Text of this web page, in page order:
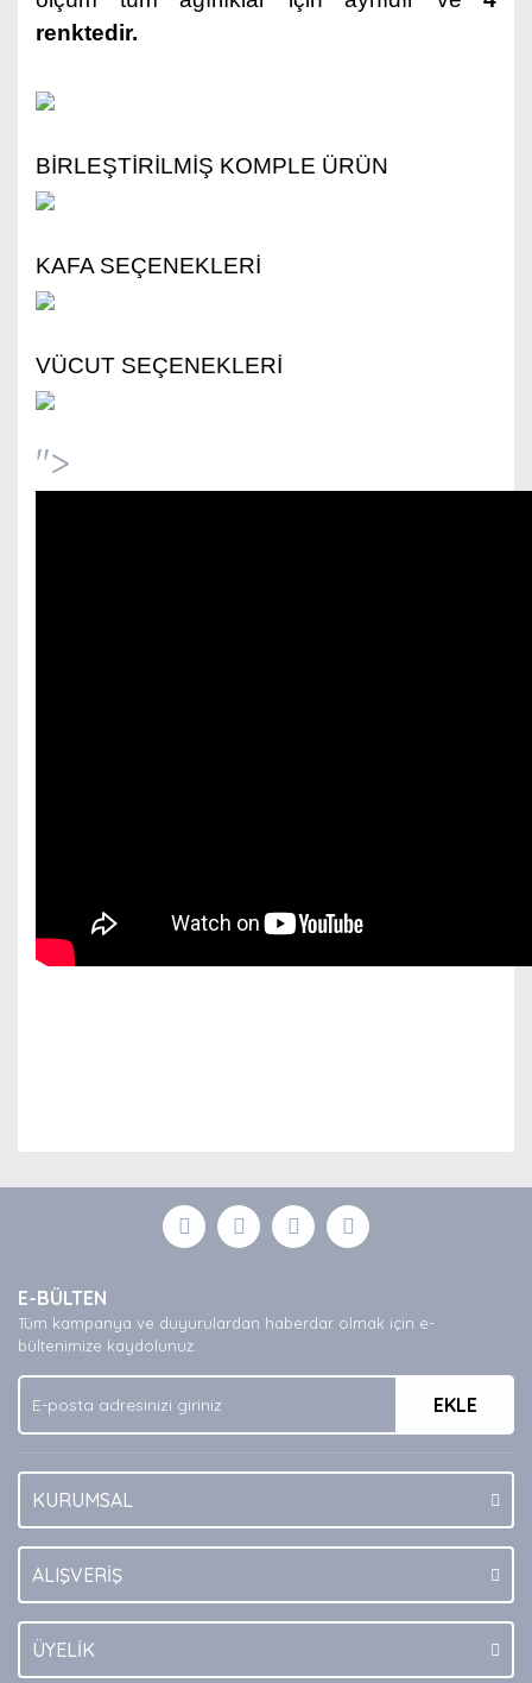
renktedir.
BİRLEŞTİRİLMİŞ KOMPLE ÜRÜN
KAFA SEÇENEKLERİ
VÜCUT SEÇENEKLERİ
">
Yorum Yaz
formunu kullanarak tarafımıza iletebilirsiniz.
Görüş ve önerileriniz için teşekkür ederiz.
Ürün açıklamasında eksik bilgiler bulunuyor.
Ürün bilgilerinde hatalar bulunuyor.
Ürün fiyatı diğer sitelerden daha pahalı.
Bu ürüne benzer farklı alternatifler olmalı.
E-BÜLTEN
Tüm kampanya ve duyurulardan haberdar olmak için e-
bültenimize kaydolunuz.
EKLE
KURUMSAL
ALIŞVERİŞ
ÜYELİK